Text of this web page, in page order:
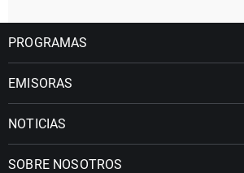
PROGRAMAS
EMISORAS
NOTICIAS
SOBRE NOSOTROS